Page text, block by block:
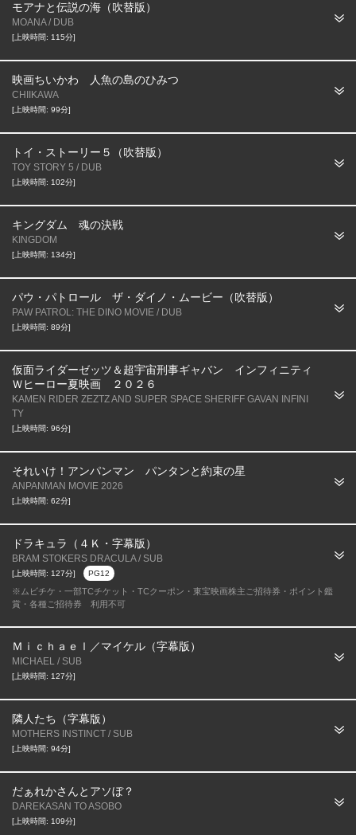
モアナと伝説の海（吹替版）
MOANA / DUB
[上映時間: 115分]
映画ちいかわ 人魚の島のひみつ
CHIIKAWA
[上映時間: 99分]
トイ・ストーリー５（吹替版）
TOY STORY 5 / DUB
[上映時間: 102分]
キングダム 魂の決戦
KINGDOM
[上映時間: 134分]
パウ・パトロール ザ・ダイノ・ムービー（吹替版）
PAW PATROL: THE DINO MOVIE / DUB
[上映時間: 89分]
仮面ライダーゼッツ＆超宇宙刑事ギャバン インフィニティ
Ｗヒーロー夏映画 ２０２６
KAMEN RIDER ZEZTZ AND SUPER SPACE SHERIFF GAVAN INFINI
TY
[上映時間: 96分]
それいけ！アンパンマン パンタンと約束の星
ANPANMAN MOVIE 2026
[上映時間: 62分]
ドラキュラ（４Ｋ・字幕版）
BRAM STOKERS DRACULA / SUB
[上映時間: 127分] PG12
※ムビチケ・一部TCチケット・TCクーポン・東宝映画株主ご招待券・ポイント鑑
賞・各種ご招待券 利用不可
Ｍｉｃｈａｅｌ／マイケル（字幕版）
MICHAEL / SUB
[上映時間: 127分]
隣人たち（字幕版）
MOTHERS INSTINCT / SUB
[上映時間: 94分]
だぁれかさんとアソぼ？
DAREKASAN TO ASOBO
[上映時間: 109分]